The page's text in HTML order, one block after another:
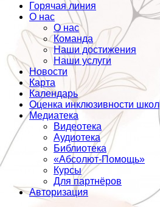
Горячая линия
О нас
О нас
Команда
Наши достижения
Наши услуги
Новости
Карта
Календарь
Оценка инклюзивности школ
Медиатека
Видеотека
Аудиотека
Библиотека
«Абсолют-Помощь»
Курсы
Для партнёров
Авторизация